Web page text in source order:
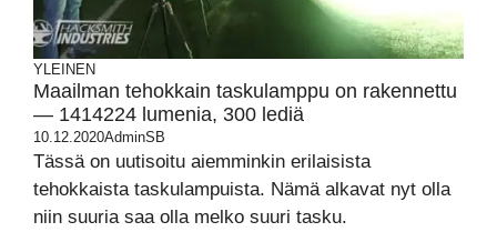
YLEINEN
Maailman tehokkain taskulamppu on rakennettu
— 1414224 lumenia, 300 lediä
10.12.2020AdminSB
Tässä on uutisoitu aiemminkin erilaisista
tehokkaista taskulampuista. Nämä alkavat nyt olla
niin suuria saa olla melko suuri tasku.